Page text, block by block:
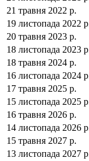
21 травня 2022 р.
19 листопада 2022
20 травня 2023 р.
18 листопада 2023
18 травня 2024 р.
16 листопада 2024
17 травня 2025 р.
15 листопада 2025
16 травня 2026 р.
14 листопада 2026
15 травня 2027 р.
13 листопада 2027